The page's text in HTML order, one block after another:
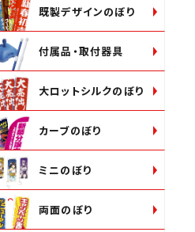
既製デザインのぼり
付属品・取付器具
大ロットシルクのぼり
カーブのぼり
ミニのぼり
両面のぼり